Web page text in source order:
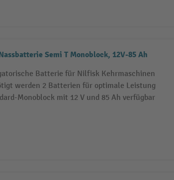
Semi T Monoblock, 12V-85 Ah
Batterie für Nilfisk Kehrmaschinen
werden 2 Batterien für optimale Leistung
Monoblock mit 12 V und 85 Ah verfügbar